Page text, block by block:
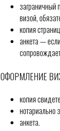
заграничный
визой,
копия
анкета —
ОФОРМЛЕНИЕ
копия
нотариально
анкета.